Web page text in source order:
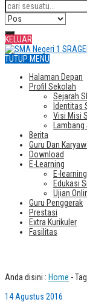
KELUAR
TUTUP MENU
Halaman Depan
Profil Sekolah
Sejarah
Identitas
Visi Misi
Berita
Guru Dan
Download
E-Learning
E-
Edukasi
Ujian
Guru Penggerak
Prestasi
Extra Kurikuler
Fasilitas
Anda disini : Home -
14 Agustus 2016